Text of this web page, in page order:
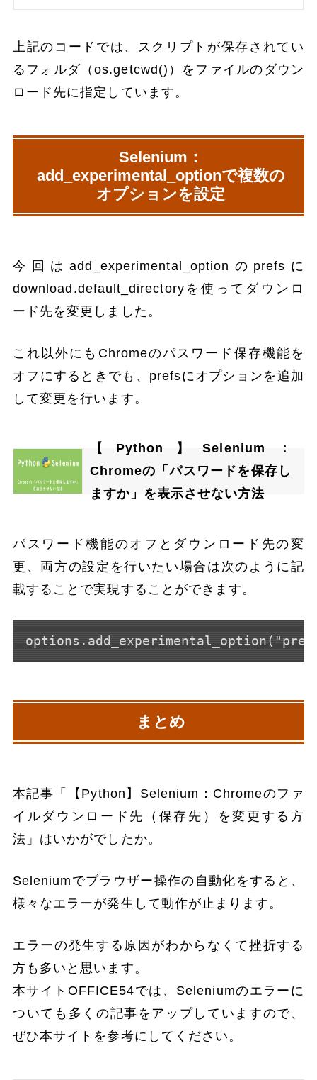
上記のコードでは、スクリプトが保存されてい
るフォルダ（os.getcwd()）をファイルのダウン
ロード先に指定しています。
Selenium：
add_experimental_optionで複数の
オプションを設定
今回はadd_experimental_optionのprefsに
download.default_directoryを使ってダウンロ
ード先を変更しました。
これ以外にもChromeのパスワード保存機能を
オフにするときでも、prefsにオプションを追加
して変更を行います。
【Python】Selenium：
Chromeの「パスワードを保存し
ますか」を表示させない方法
パスワード機能のオフとダウンロード先の変
更、両方の設定を行いたい場合は次のように記
載することで実現することができます。
まとめ
本記事「【Python】Selenium：Chromeのファ
イルダウンロード先（保存先）を変更する方
法」はいかがでしたか。
Seleniumでブラウザー操作の自動化をすると、
様々なエラーが発生して動作が止まります。
エラーの発生する原因がわからなくて挫折する
方も多いと思います。
本サイトOFFICE54では、Seleniumのエラーに
ついても多くの記事をアップしていますので、
ぜひ本サイトを参考にしてください。